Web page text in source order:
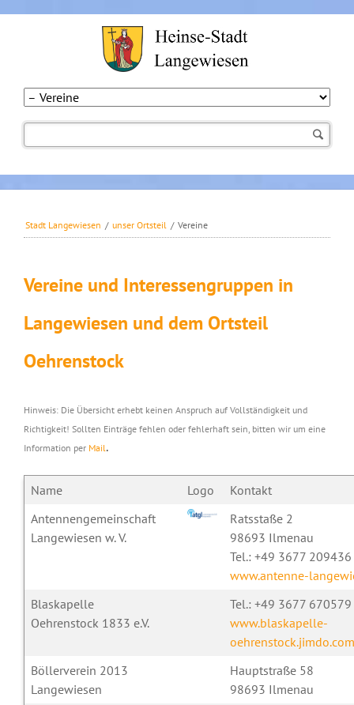
Stadt Langewiesen / unser Ortsteil / Vereine
Vereine und Interessengruppen in
Langewiesen und dem Ortsteil
Oehrenstock
Hinweis: Die Übersicht erhebt keinen Anspruch auf Vollständigkeit und
Richtigkeit! Sollten Einträge fehlen oder fehlerhaft sein, bitten wir um eine
Information per Mail.
Name Logo
Kontakt
Antennengemeinschaft
Langewiesen w. V.
Ratsstaße 2
98693 Ilmenau
Tel.: +49 3677 209436
www.antenne-
Blaskapelle
Oehrenstock 1833 e.V.
Tel.: +49 3677 670579
www.blaskapelle-
oehrenstock.jimdo.com
Böllerverein 2013
Langewiesen
Hauptstraße 58
98693 Ilmenau